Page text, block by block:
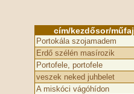
cím/kezdősor/műfaj
Portokála szojamadem
Erdő szélén masírozik
Portofele, portofele
veszek neked juhbelet
A miskóci vágóhídon